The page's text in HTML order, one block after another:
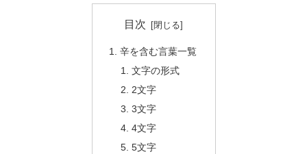
目次
辛を含む言葉一覧
文字の形式
2文字
3文字
4文字
5文字